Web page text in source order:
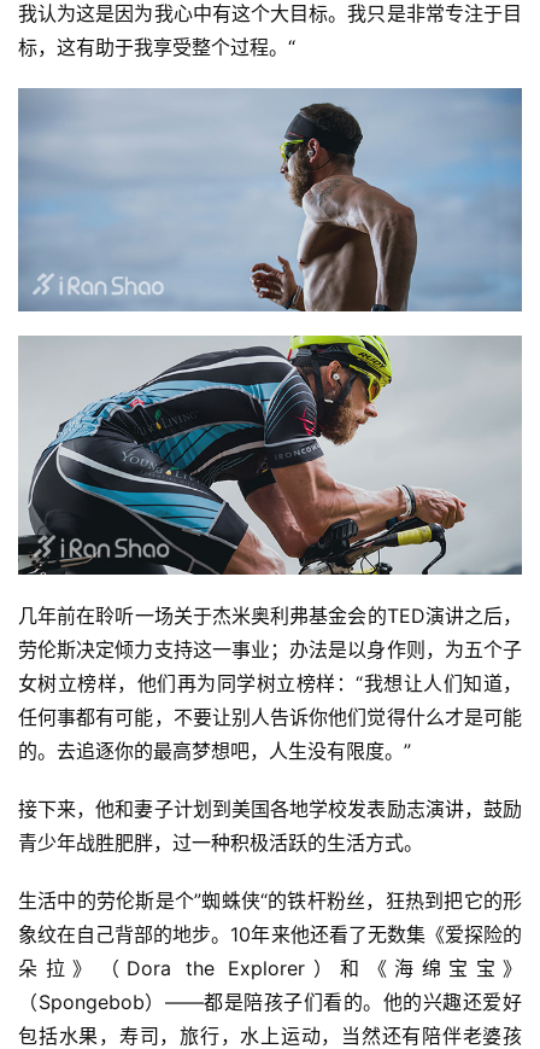
我认为这是因为我心中有这个大目标。我只是非常专注于目
标，这有助于我享受整个过程。“
几年前在聆听一场关于杰米奥利弗基金会的TED演讲之后，
劳伦斯决定倾力支持这一事业；办法是以身作则，为五个子
女树立榜样，他们再为同学树立榜样：“我想让人们知道，
任何事都有可能，不要让别人告诉你他们觉得什么才是可能
的。去追逐你的最高梦想吧，人生没有限度。”
接下来，他和妻子计划到美国各地学校发表励志演讲，鼓励
青少年战胜肥胖，过一种积极活跃的生活方式。
生活中的劳伦斯是个”蜘蛛侠“的铁杆粉丝，狂热到把它的形
象纹在自己背部的地步。10年来他还看了无数集《爱探险的
朵拉》（Dora the Explorer）和《海绵宝宝》
（Spongebob）——都是陪孩子们看的。他的兴趣还爱好
包括水果，寿司，旅行，水上运动，当然还有陪伴老婆孩